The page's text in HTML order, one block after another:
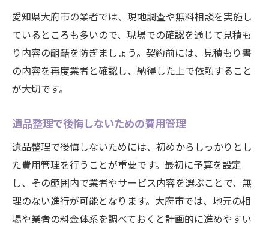
愛知県大府市の業者では、現地調査や無料相談を実施し
ているところも多いので、現場での確認を通じて見積も
り内容の齟齬を防ぎましょう。契約前には、見積もり書
の内容を再度業者と確認し、納得した上で依頼すること
が大切です。
遺品整理で後悔しないための費用管理
遺品整理で後悔しないためには、初めからしっかりとし
た費用管理を行うことが重要です。最初に予算を設定
し、その範囲内で業者やサービス内容を選ぶことで、無
理のない進行が可能となります。大府市では、地元の相
場や業者の料金体系を調べておくと計画的に進めやすい